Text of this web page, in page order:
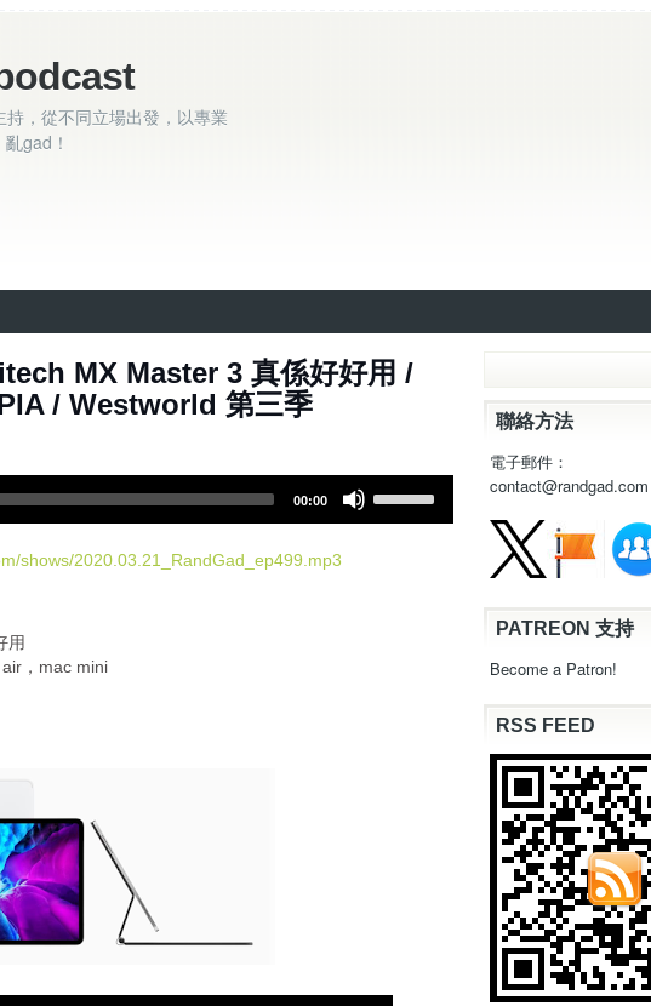
，從不同立場出發，以專業
gad！
MX Master 3 真係好好用 /
/ Westworld 第三季
00:00
s
i
shows/2020.03.21_RandGad_ep499.mp3
用
，mac mini
聯絡方法
電子郵件：
contact@randgad.com
PATREON 支持
Become a Patron!
RSS FEED